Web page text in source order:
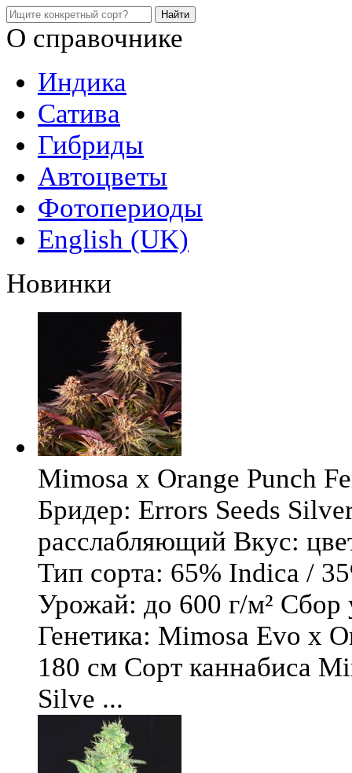
О справочнике
Индика
Сатива
Гибриды
Автоцветы
Фотопериоды
English (UK)
Новинки
Mimosa x Orange Punch
Бридер: Errors Seeds
расслабляющий Вкус:
Тип сорта: 65% Indica /
Урожай: до 600 г/м² Сбор
Генетика: Mimosa Evo x
180 см Сорт каннабиса
Silve ...